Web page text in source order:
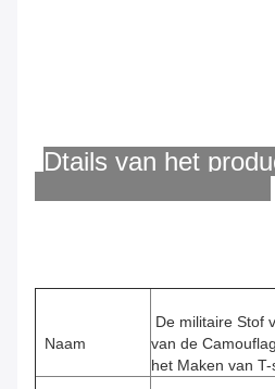
Dtails van
Naam
De militaire Stof
van de
het Maken van